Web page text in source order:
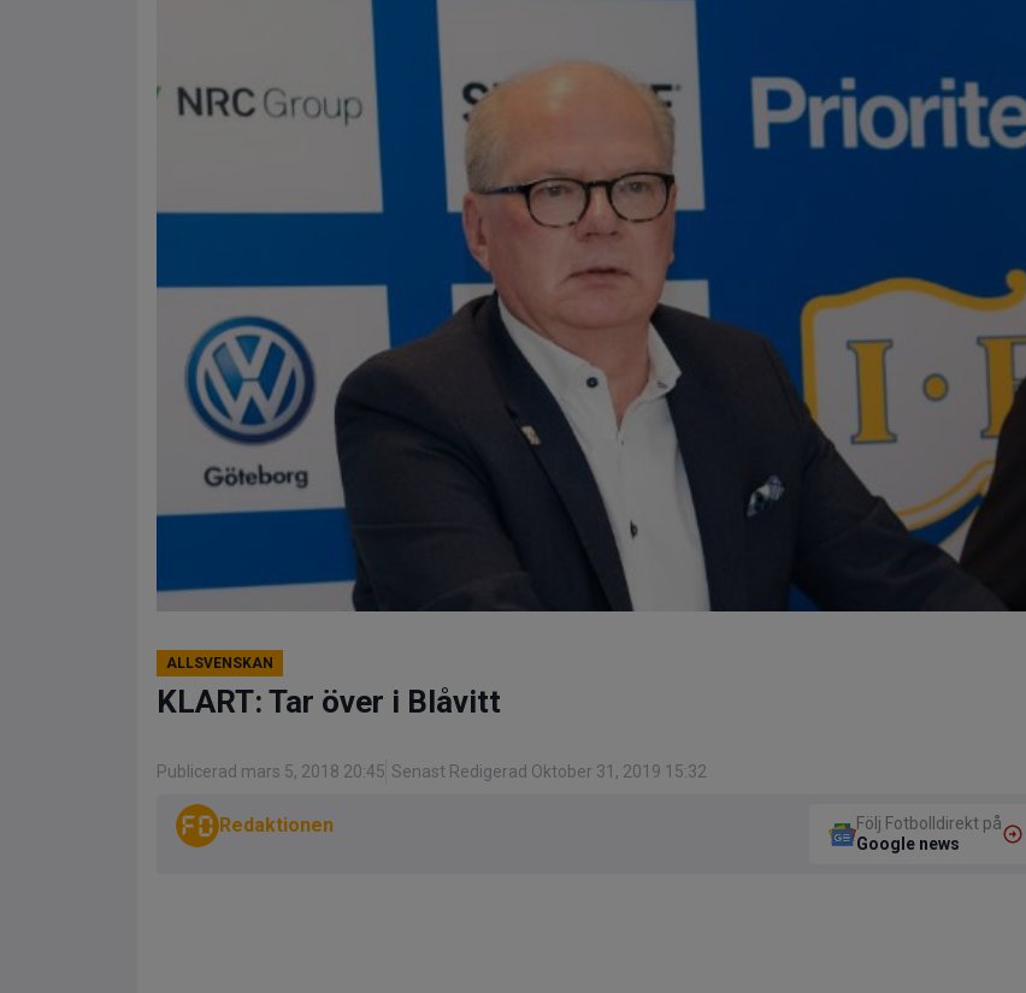
ALLSVENSKAN
KLART: Tar över i Blåvitt
Publicerad mars 5, 2018 20:45 Senast Redigerad Oktober 31, 2019 15:32
Redaktionen
Följ Fotbolldirekt på
Google news